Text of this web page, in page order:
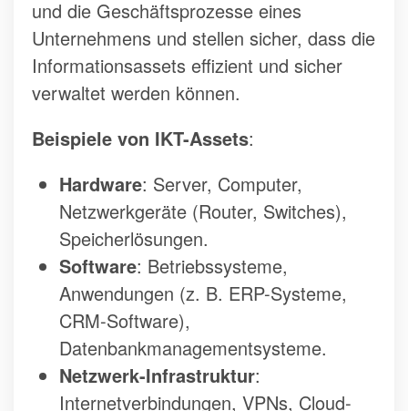
und die Geschäftsprozesse eines
Unternehmens und stellen sicher, dass die
Informationsassets effizient und sicher
verwaltet werden können.
Beispiele von IKT-Assets:
Hardware: Server, Computer,
Netzwerkgeräte (Router, Switches),
Speicherlösungen.
Software: Betriebssysteme,
Anwendungen (z. B. ERP-Systeme,
CRM-Software),
Datenbankmanagementsysteme.
Netzwerk-Infrastruktur:
Internetverbindungen, VPNs, Cloud-